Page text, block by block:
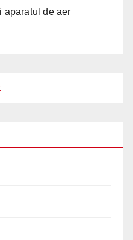
aparatul de aer